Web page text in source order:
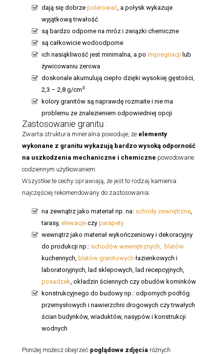
dają się dobrze polerować , a połysk wykazuje
wyjątkową trwałość
są bardzo odporne na mróz i związki chemiczne
są całkowicie wodoodporne
ich nasiąkliwość jest minimalna, a po impregnacji lub
żywicowaniu zerowa
doskonale akumulują ciepło dzięki wysokiej gęstości,
2,3 – 2,8 g/cm3
kolory granitów są naprawdę rozmaite i nie ma
problemu ze znalezieniem odpowiedniej opcji
Zastosowanie granitu :
Zwarta struktura mineralna powoduje, że elementy
wykonane z granitu wykazują bardzo wysoką odporność
na uszkodzenia mechaniczne i chemiczne powodowane
codziennym użytkowaniem.
Wszystkie te cechy sprawiają, że jest to rodzaj kamienia
najczęściej rekomendowany do zastosowania:
na zewnątrz jako materiał np. na: schody zewnętrzne
tarasy, elewacje czy parapety
wewnątrz jako materiał wykończeniowy i dekoracyjny
do produkcji np.: schodów wewnętrznych,
blatów
kuchennych, blatów granitowych łazienkowych i
laboratoryjnych, lad sklepowych, lad recepcyjnych,
posadzek , okładzin ściennych czy obudów kominków
konstrukcyjnego do budowy np.: odpornych podłóg
przemysłowych i nawierzchni drogowych czy trwałych
ścian budynków, wiaduktów, nasypów i konstrukcji
wodnych
Poniżej możesz obejrzeć poglądowe zdjęcia różnych